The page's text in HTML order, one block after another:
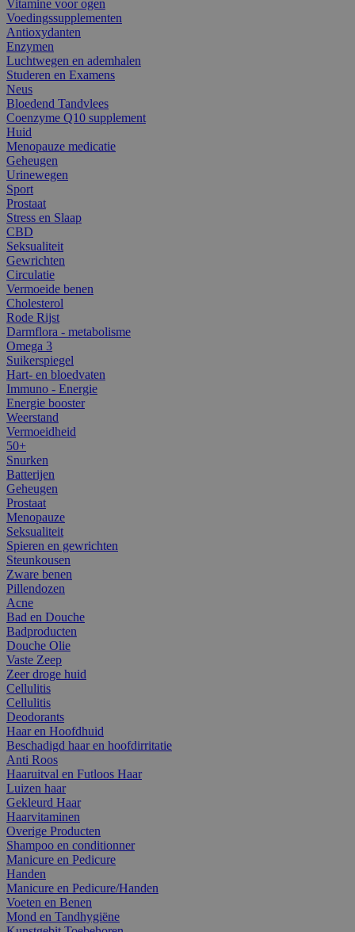
Vitamine voor ogen
Voedingssupplementen
Antioxydanten
Enzymen
Luchtwegen en ademhalen
Studeren en Examens
Neus
Bloedend Tandvlees
Coenzyme Q10 supplement
Huid
Menopauze medicatie
Geheugen
Urinewegen
Sport
Prostaat
Stress en Slaap
CBD
Seksualiteit
Gewrichten
Circulatie
Vermoeide benen
Cholesterol
Rode Rijst
Darmflora - metabolisme
Omega 3
Suikerspiegel
Hart- en bloedvaten
Immuno - Energie
Energie booster
Weerstand
Vermoeidheid
50+
Snurken
Batterijen
Geheugen
Prostaat
Menopauze
Seksualiteit
Spieren en gewrichten
Steunkousen
Zware benen
Pillendozen
Acne
Bad en Douche
Badproducten
Douche Olie
Vaste Zeep
Zeer droge huid
Cellulitis
Cellulitis
Deodorants
Haar en Hoofdhuid
Beschadigd haar en hoofdirritatie
Anti Roos
Haaruitval en Futloos Haar
Luizen haar
Gekleurd Haar
Haarvitaminen
Overige Producten
Shampoo en conditionner
Manicure en Pedicure
Handen
Manicure en Pedicure/Handen
Voeten en Benen
Mond en Tandhygiëne